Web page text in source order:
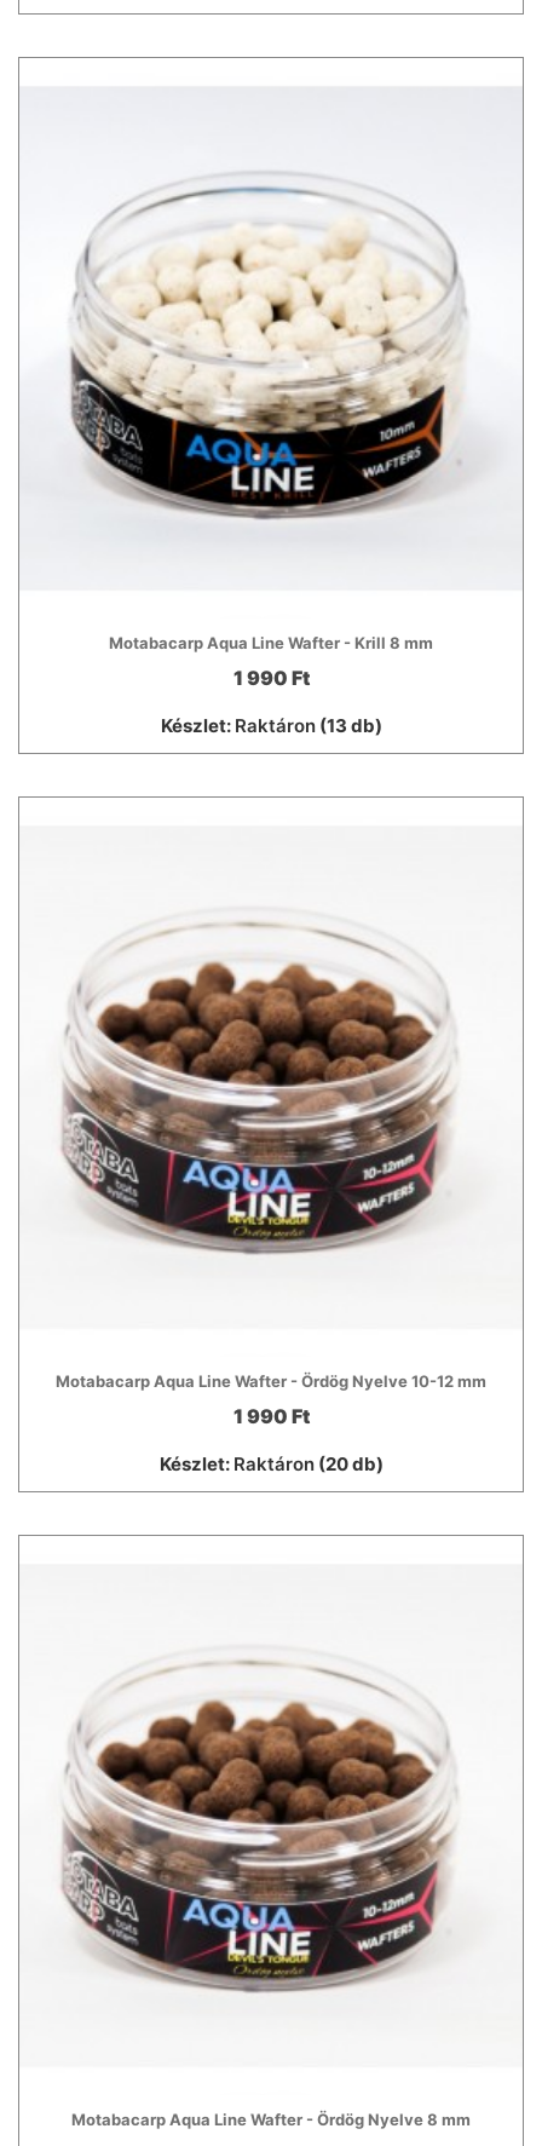
Motabacarp Aqua Line Wafter - Krill 8 mm
1 990 Ft
Készlet: Raktáron(13 db)
Motabacarp Aqua Line Wafter - Ördög Nyelve 10-12 mm
1 990 Ft
Készlet: Raktáron(20 db)
Motabacarp Aqua Line Wafter - Ördög Nyelve 8 mm